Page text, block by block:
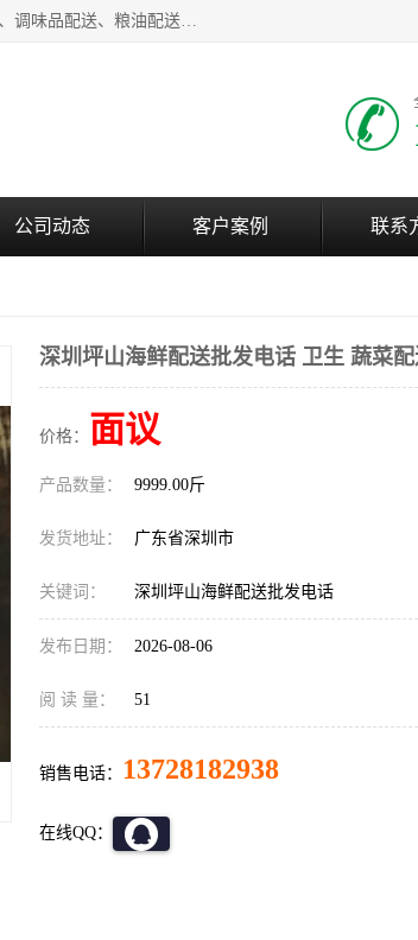
东莞市康隆膳食管理有限公司主要从事：蔬菜配送、食堂承包、企业工厂食堂承包、机关单位食堂承包、调味品配送、粮油配送、干货配送、副食配送、水果配送、海鲜配送等业务，东莞蔬菜配送电话，咨询在线客服。
公司动态 客户案例 联系
深圳坪山海鲜配送批发电话 卫生 蔬菜
价格： 面议
产品数量： 9999.00斤
发货地址： 广东省深圳市
关键词： 深圳坪山海鲜配送批发电话
发布日期： 2026-08-06
阅 读 量： 51
销售电话： 13728182938
在线QQ：